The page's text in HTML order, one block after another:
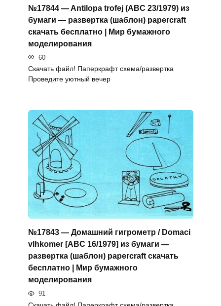
№17844 — Antilopa trofej (ABC 23/1979) из
бумаги — развертка (шаблон) papercraft
скачать бесплатно | Мир бумажного
моделирования
60
Скачать файл! Паперкрафт схема/развертка
Проведите уютный вечер
№17843 — Домашний гигрометр / Domaci
vlhkomer [ABC 16/1979] из бумаги —
развертка (шаблон) papercraft скачать
бесплатно | Мир бумажного
моделирования
91